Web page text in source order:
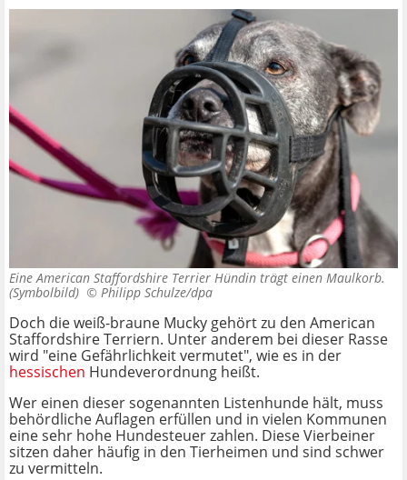
Eine American Staffordshire Terrier Hündin trägt einen Maulkorb.
(Symbolbild) © Philipp Schulze/dpa
Doch die weiß-braune Mucky gehört zu den American
Staffordshire Terriern. Unter anderem bei dieser Rasse
wird "eine Gefährlichkeit vermutet", wie es in der
hessischen Hundeverordnung heißt.
Wer einen dieser sogenannten Listenhunde hält, muss
behördliche Auflagen erfüllen und in vielen Kommunen
eine sehr hohe Hundesteuer zahlen. Diese Vierbeiner
sitzen daher häufig in den Tierheimen und sind schwer
zu vermitteln.